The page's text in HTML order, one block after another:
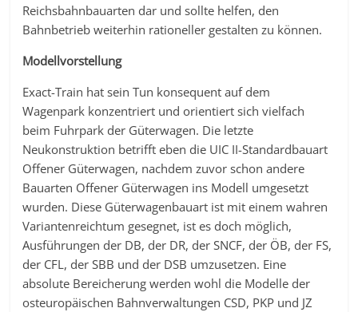
Reichsbahnbauarten dar und sollte helfen, den
Bahnbetrieb weiterhin rationeller gestalten zu können.
Modellvorstellung
Exact-Train hat sein Tun konsequent auf dem
Wagenpark konzentriert und orientiert sich vielfach
beim Fuhrpark der Güterwagen. Die letzte
Neukonstruktion betrifft eben die UIC II-Standardbauart
Offener Güterwagen, nachdem zuvor schon andere
Bauarten Offener Güterwagen ins Modell umgesetzt
wurden. Diese Güterwagenbauart ist mit einem wahren
Variantenreichtum gesegnet, ist es doch möglich,
Ausführungen der DB, der DR, der SNCF, der ÖB, der FS,
der CFL, der SBB und der DSB umzusetzen. Eine
absolute Bereicherung werden wohl die Modelle der
osteuropäischen Bahnverwaltungen CSD, PKP und JZ